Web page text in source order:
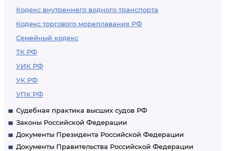
Кодекс внутреннего водного транспорта
Кодекс торгового мореплавания РФ
Семейный кодекс
ТК РФ
УИК РФ
УК РФ
УПК РФ
Судебная практика высших судов РФ
Законы Российской Федерации
Документы Президента Российской Федерации
Документы Правительства Российской Федерации